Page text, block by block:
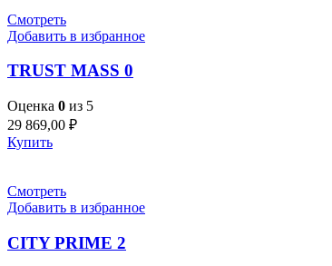
Смотреть
Добавить в избранное
TRUST MASS 0
Оценка 0 из 5
29 869,00 ₽
Купить
Смотреть
Добавить в избранное
CITY PRIME 2